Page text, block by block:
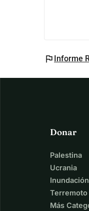
flag Informe
Donar
Palestina
Ucrania
Inundación
Terremoto
Más